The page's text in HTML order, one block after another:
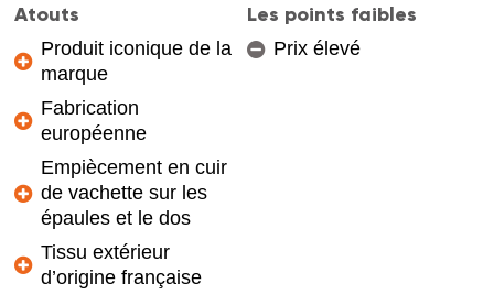
Atouts
Produit iconique de la
marque
Fabrication
européenne
Empiècement en cuir
de vachette sur les
épaules et le dos
Tissu extérieur
d’origine française
Les points faibles
Prix élevé